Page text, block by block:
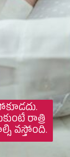
రాత్రి
వస్తోంది.